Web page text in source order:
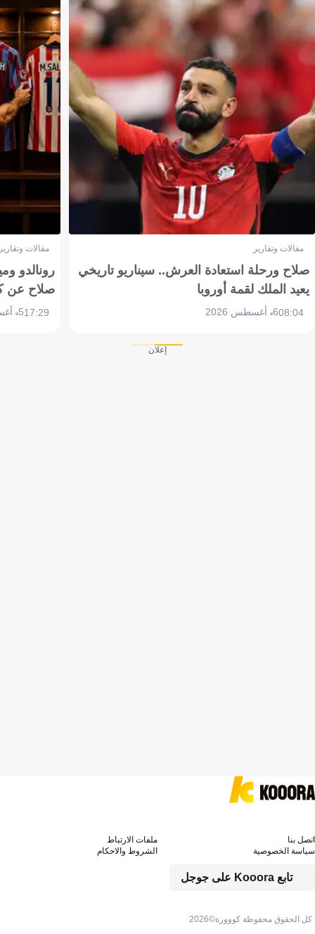
مقالات وتقارير
صلاح ورحلة استعادة العرش.. سيناريو تاريخي
يعيد الملك لقمة أوروبا
08:046 أغسطس 2026
مقالات
رونالدو
صلاح عن
17:295 أغسطس 2026
إعلان
كل الحقوق محفوظة كووورة©2026
تابع Kooora على جوجل
اتصل بنا
ملفات الارتباط
سياسة الخصوصية
الشروط والاحكام